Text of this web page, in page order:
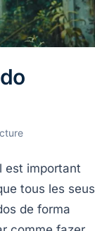
est important
tous les seus
de forma